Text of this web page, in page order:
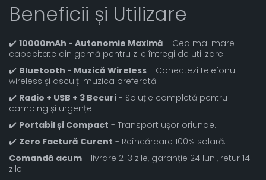
Beneficii și Utilizare
✔️ 10000mAh - Autonomie Maximă - Cea mai mare
capacitate din gamă pentru zile întregi de utilizare.
✔️ Bluetooth - Muzică Wireless - Conectezi telefonul
wireless și asculți muzica preferată.
✔️ Radio + USB + 3 Becuri - Soluție completă pentru
camping și urgențe.
✔️ Portabil și Compact - Transport ușor oriunde.
✔️ Zero Factură Curent - Reîncărcare 100% solară.
Comandă acum - livrare 2-3 zile, garanție 24 luni, retur 14
zile!